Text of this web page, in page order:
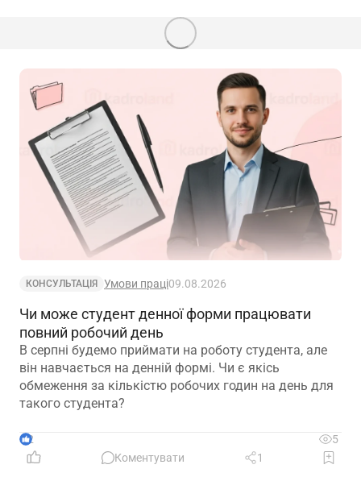
КОНСУЛЬТАЦІЯ Умови праці09.08.2026
Чи може студент денної форми працювати
повний робочий день
В серпні будемо приймати на роботу студента, але
він навчається на денній формі. Чи є якісь
обмеження за кількістю робочих годин на день для
такого студента?
2
5
Коментувати
1